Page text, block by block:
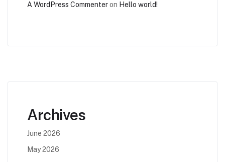
A WordPress Commenteron Hello world!
Archives
June 2026
May 2026